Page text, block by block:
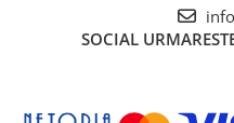
SOCIAL